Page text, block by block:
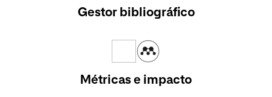
Gestor bibliográfico
Métricas e impacto